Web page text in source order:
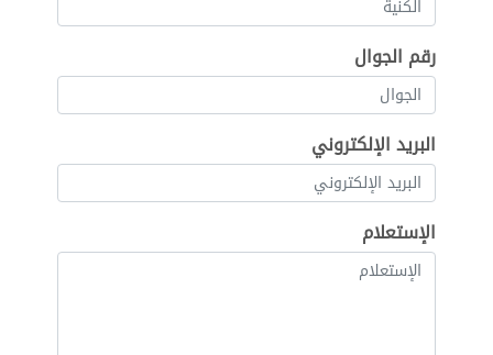
رقم الجوال
البريد الإلكتروني
الإستعلام